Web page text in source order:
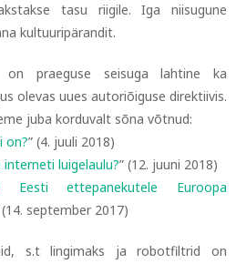
tasu riigile. Iga niisugune
kultuuripärandit.
on praeguse seisuga lahtine ka
olevas uues autoriõiguse direktiivis.
juba korduvalt sõna võtnud:
on?” (4. juuli 2018)
interneti luigelaulu?” (12. juuni 2018)
Eesti ettepanekutele Euroopa
(14. september 2017)
s.t lingimaks ja robotfiltrid on